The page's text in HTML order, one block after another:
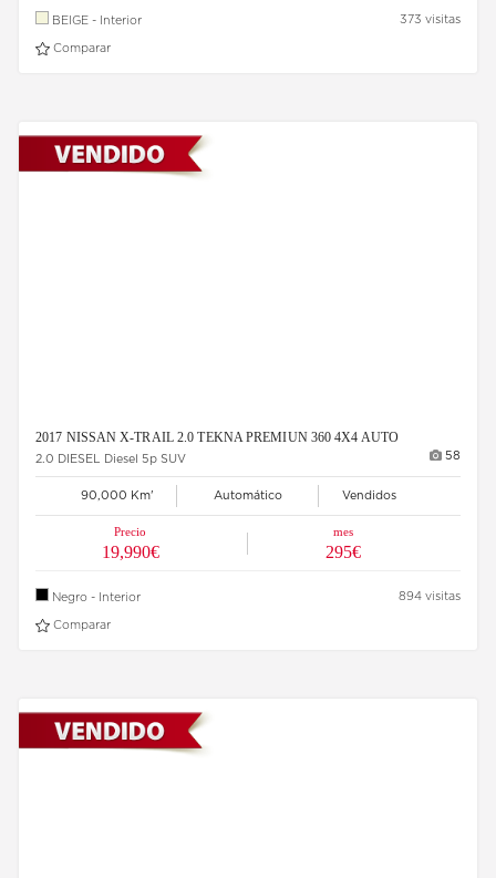
373 visitas
BEIGE - Interior
Comparar
2017 NISSAN X-TRAIL 2.0 TEKNA PREMIUN 360 4X4 AUTO
58
2.0 DIESEL Diesel 5p SUV
90,000 Km' Automático Vendidos
Precio
19,990€
mes
295€
894 visitas
Negro - Interior
Comparar